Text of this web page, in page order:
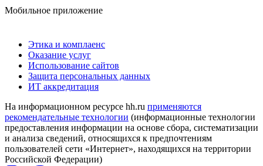
Мобильное приложение
Этика и комплаенс
Оказание услуг
Использование сайтов
Защита персональных данных
ИТ аккредитация
На информационном ресурсе hh.ru применяются
рекомендательные технологии (информационные технологии
предоставления информации на основе сбора, систематизации
и анализа сведений, относящихся к предпочтениям
пользователей сети «Интернет», находящихся на территории
Российской Федерации)